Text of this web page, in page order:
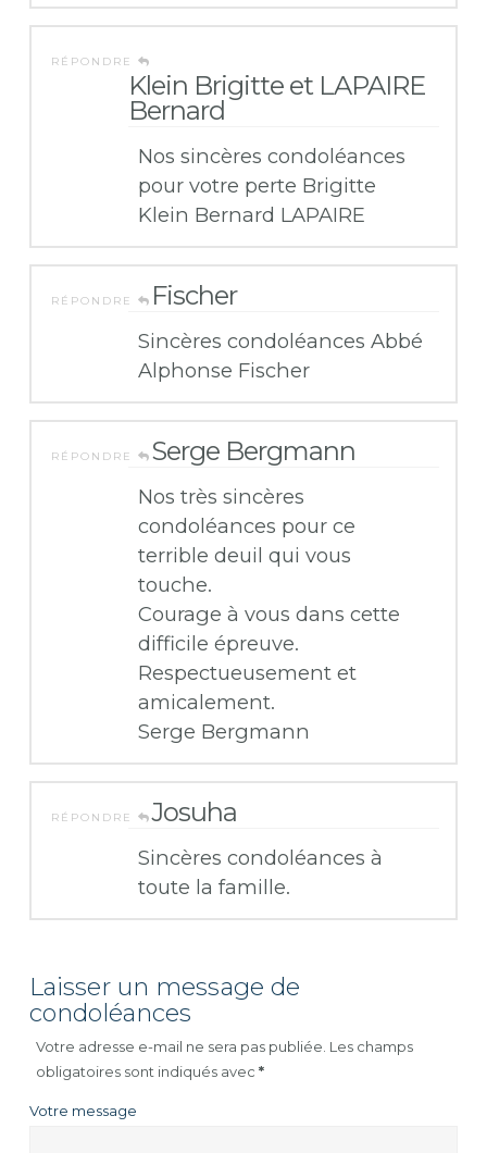
RÉPONDRE
Klein Brigitte et LAPAIRE
Bernard
Nos sincères condoléances
pour votre perte Brigitte
Klein Bernard LAPAIRE
RÉPONDRE Fischer
Sincères condoléances Abbé
Alphonse Fischer
RÉPONDRE Serge Bergmann
Nos très sincères
condoléances pour ce
terrible deuil qui vous
touche.
Courage à vous dans cette
difficile épreuve.
Respectueusement et
amicalement.
Serge Bergmann
RÉPONDRE Josuha
Sincères condoléances à
toute la famille.
Laisser un message de
condoléances
Votre adresse e-mail ne sera pas publiée. Les champs
obligatoires sont indiqués avec*
Votre message